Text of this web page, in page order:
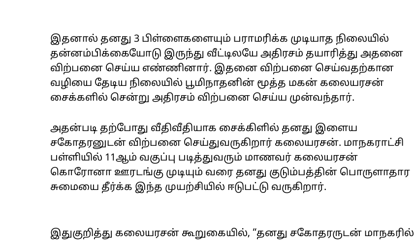
இதனால் தனது 3 பிள்ளைகளையும் பராமரிக்க முடியாத நிலையில்
தன்னம்பிக்கையோடு இருந்து வீட்டிலயே அதிரசம் தயாரித்து அதனை
விற்பனை செய்ய எண்ணினார். இதனை விற்பனை செய்வதற்கான
வழியை தேடிய நிலையில் பூமிநாதனின் மூத்த மகன் கலையரசன்
சைக்களில் சென்று அதிரசம் விற்பனை செய்ய முன்வந்தார்.
அதன்படி தற்போது வீதிவீதியாக சைக்கிளில் தனது இளைய
சகோதரனுடன் விற்பனை செய்துவருகிறார் கலையரசன். மாநகராட்சி
பள்ளியில் 11ஆம் வகுப்பு படித்துவரும் மாணவர் கலையரசன்
கொரோனா ஊரடங்கு முடியும் வரை தனது குடும்பத்தின் பொருளாதார
சுமையை தீர்க்க இந்த முயற்சியில் ஈடுபட்டு வருகிறார்.
இதுகுறித்து கலையரசன் கூறுகையில், “தனது சகோதரருடன் மாநகரில்